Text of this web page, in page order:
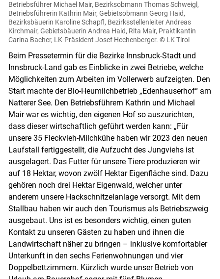
Betriebsführer Michael Mair, Bezirksobmann Thomas Schweigl,
Betriebsführerin Kathrin Mair, Gebietsobmann Georg Haid,
Bezirksbäuerin Karoline Schapfl, Bezirksstellenleiter Andreas
Kirchmair, Gebietsbäuerin Andrea Haid, Rita Mair, Praktikantin
Carina Bacher, LK-Präsident Josef Hechenberger. © LK Tirol
Beim Pressetermin für die Bezirke Innsbruck-Stadt und
Innsbruck-Land gab es Einblicke in zwei Betriebe, welche
Möglichkeiten zum Arbeiten im Vollerwerb aufzeigten. Den
Start machte der Bio-Heumilchbetrieb „Edenhauserhof“ am
Natterer See. Den Betriebsführern Kathrin und Michael
Mair war es wichtig, den eigenen Hof so auszurichten,
dass dieser wirtschaftlich geführt werden kann: „Für
unsere 35 Fleckvieh-Milchkühe haben wir 2023 den neuen
Laufstall fertiggestellt, die Aufzucht des Jungviehs ist
ausgelagert. Das Futter für unsere Tiere produzieren wir
auf 18 Hektar, wovon zwölf Hektar Eigenfläche sind. Dazu
gehören noch drei Hektar Eigenwald, welcher unter
anderem unsere Hackschnitzelanlage versorgt. Mit dem
Stallbau haben wir auch den Tourismus als Betriebszweig
ausgebaut. Uns ist es besonders wichtig, einen guten
Kontakt zu unseren Gästen zu haben und ihnen die
Landwirtschaft näher zu bringen – inklusive komfortabler
Unterkunft in den sechs Ferienwohnungen und vier
Doppelbettzimmern. Kürzlich wurde unser Betrieb von